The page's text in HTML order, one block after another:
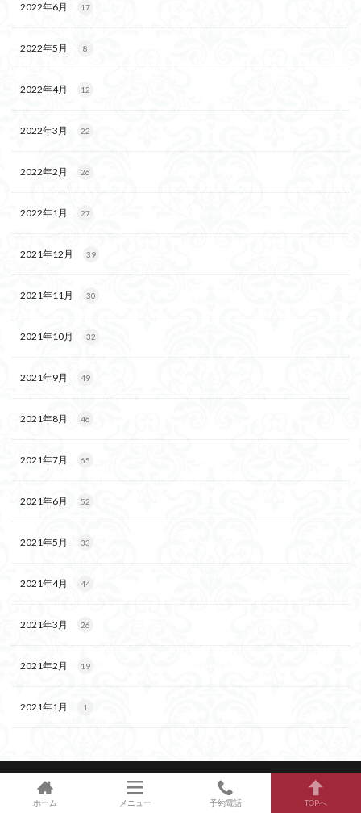
2022年6月 17
2022年5月 8
2022年4月 12
2022年3月 22
2022年2月 26
2022年1月 27
2021年12月 39
2021年11月 30
2021年10月 32
2021年9月 49
2021年8月 46
2021年7月 65
2021年6月 52
2021年5月 33
2021年4月 44
2021年3月 26
2021年2月 19
2021年1月 1
© Copyright 2021 soluna-esthe.blog.
ホーム メニュー 予約電話 TOPへ